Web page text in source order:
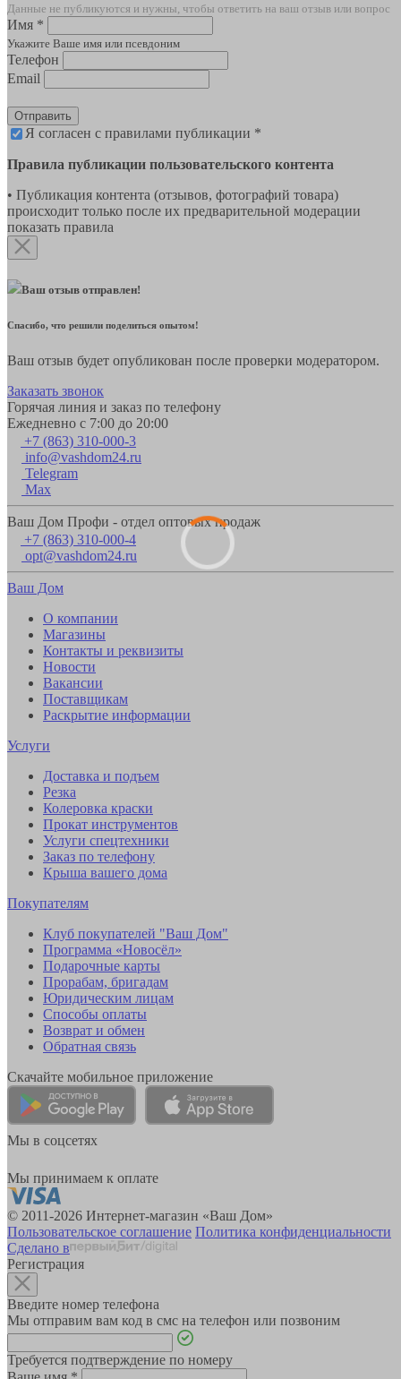
Данные не публикуются и нужны, чтобы ответить на ваш отзыв или вопрос
Имя *
Укажите Ваше имя или псевдоним
Телефон
Email
Отправить
Я согласен с правилами публикации *
Правила публикации пользовательского контента
• Публикация контента (отзывов, фотографий товара)
происходит только после их предварительной модерации
показать правила
Ваш отзыв отправлен!
Спасибо, что решили поделиться опытом!
Ваш отзыв будет опубликован после проверки модератором.
Заказать звонок
Горячая линия и заказ по телефону
Ежедневно с 7:00 до 20:00
+7 (863) 310-000-3
info@vashdom24.ru
Telegram
Max
Ваш Дом Профи - отдел оптовых продаж
+7 (863) 310-000-4
opt@vashdom24.ru
Ваш Дом
О компании
Магазины
Контакты и реквизиты
Новости
Вакансии
Поставщикам
Раскрытие информации
Услуги
Доставка и подъем
Резка
Колеровка краски
Прокат инструментов
Услуги спецтехники
Заказ по телефону
Крыша вашего дома
Покупателям
Клуб покупателей "Ваш Дом"
Программа «Новосёл»
Подарочные карты
Прорабам, бригадам
Юридическим лицам
Способы оплаты
Возврат и обмен
Обратная связь
Скачайте мобильное приложение
Мы в соцсетях
Мы принимаем к оплате
© 2011-2026 Интернет-магазин «Ваш Дом»
Пользовательское соглашение Политика конфиденциальности
Сделано в
Регистрация
Введите номер телефона
Мы отправим вам код в смс на телефон или позвоним
Требуется подтверждение по номеру